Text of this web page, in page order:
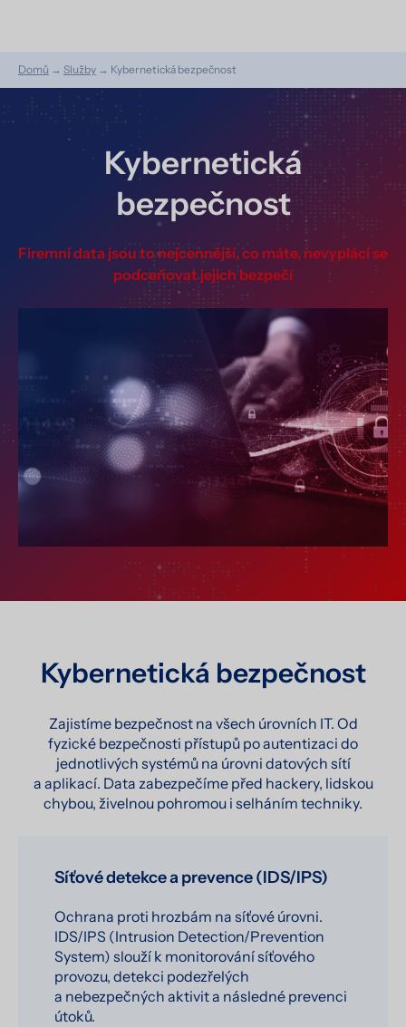
Domů → Služby → Kybernetická bezpečnost
Kybernetická
bezpečnost
Firemní data jsou to nejcennější, co máte, nevyplácí se
podceňovat jejich bezpečí
Kybernetická bezpečnost
Zajistíme bezpečnost na všech úrovních IT. Od
fyzické bezpečnosti přístupů po autentizaci do
jednotlivých systémů na úrovni datových sítí
a aplikací. Data zabezpečíme před hackery, lidskou
chybou, živelnou pohromou i selháním techniky.
Síťové detekce a prevence (IDS/IPS)
Ochrana proti hrozbám na síťové úrovni.
IDS/IPS (Intrusion Detection/Prevention
System) slouží k monitorování síťového
provozu, detekci podezřelých
a nebezpečných aktivit a následné prevenci
útoků.